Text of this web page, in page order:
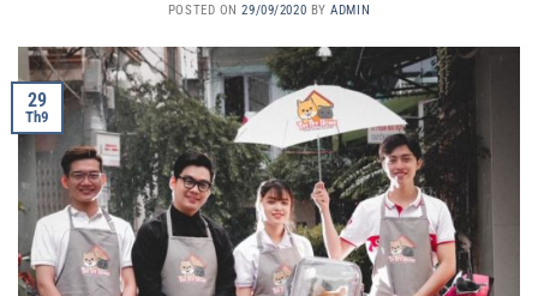
POSTED ON29/09/2020 BYADMIN
29
Th9